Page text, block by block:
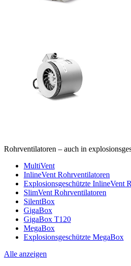
Rohrventilatoren – auch in
MultiVent
InlineVent Rohrventilatoren
Explosionsgeschützte InlineVent
SlimVent Rohrventilatoren
SilentBox
GigaBox
GigaBox T120
MegaBox
Explosionsgeschützte MegaBox
Alle anzeigen